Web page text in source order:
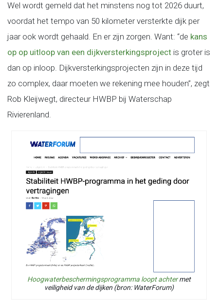
Wel wordt gemeld dat het minstens nog tot 2026 duurt,
voordat het tempo van 50 kilometer versterkte dijk per
jaar ook wordt gehaald. En er zijn zorgen. Want: “de kans
op op uitloop van een dijkversterkingsproject is groter is
dan op inloop. Dijkversterkingsprojecten zijn in deze tijd
zo complex, daar moeten we rekening mee houden”, zegt
Rob Kleijwegt, directeur HWBP bij Waterschap
Rivierenland.
Hoogwaterbeschermingsprogramma loopt achtermet
veiligheid van de dijken (bron: WaterForum)